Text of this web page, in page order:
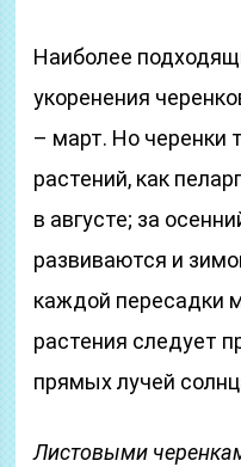
Наиболее
укоренения
– март. Но черенки
растений, как
в августе; за
развиваются и
каждой пересадки
растения следует
прямых лучей
Листовыми